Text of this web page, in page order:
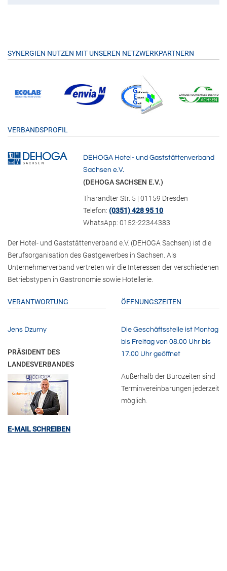
SYNERGIEN NUTZEN MIT UNSEREN NETZWERKPARTNERN
VERBANDSPROFIL
DEHOGA Hotel- und Gaststättenverband
Sachsen e.V.
(DEHOGA SACHSEN E.V.)
Tharandter Str. 5 | 01159 Dresden
Telefon:(0351) 428 95 10
WhatsApp: 0152-22344383
Der Hotel- und Gaststättenverband e.V. (DEHOGA Sachsen) ist die
Berufsorganisation des Gastgewerbes in Sachsen. Als
Unternehmerverband vertreten wir die Interessen der verschiedenen
Betriebstypen in Gastronomie sowie Hotellerie.
VERANTWORTUNG
Jens Dzurny
PRÄSIDENT DES
LANDESVERBANDES
E-MAIL SCHREIBEN
ÖFFNUNGSZEITEN
Die Geschäftsstelle ist Montag
bis Freitag von 08.00 Uhr bis
17.00 Uhr geöffnet
Außerhalb der Bürozeiten sind
Terminvereinbarungen jederzeit
möglich.